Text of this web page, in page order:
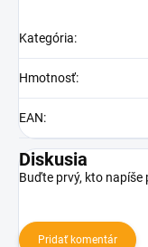
Kategória:
Hmotnosť:
EAN:
Diskusia
Buďte prvý, kto napíše
Pridať komentár